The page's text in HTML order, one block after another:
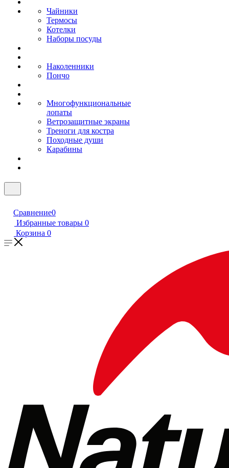
Чайники
Термосы
Котелки
Наборы посуды
Наколенники
Пончо
Многофункциональные
лопаты
Ветрозащитные экраны
Треноги для костра
Походные души
Карабины
Сравнение0
Избранные товары 0
Корзина 0